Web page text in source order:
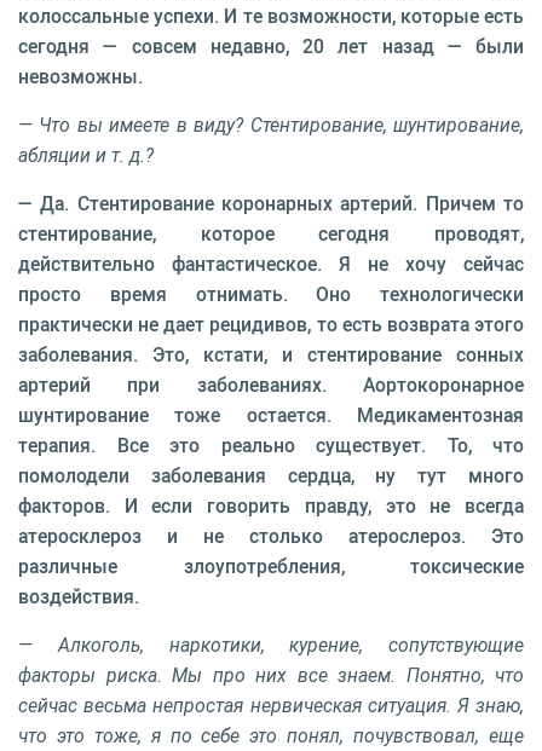
колоссальные успехи. И те возможности, которые есть
сегодня — совсем недавно, 20 лет назад — были
невозможны.
— Что вы имеете в виду? Стентирование, шунтирование,
абляции и т. д.?
— Да. Стентирование коронарных артерий. Причем то
стентирование, которое сегодня проводят,
действительно фантастическое. Я не хочу сейчас
просто время отнимать. Оно технологически
практически не дает рецидивов, то есть возврата этого
заболевания. Это, кстати, и стентирование сонных
артерий при заболеваниях. Аортокоронарное
шунтирование тоже остается. Медикаментозная
терапия. Все это реально существует. То, что
помолодели заболевания сердца, ну тут много
факторов. И если говорить правду, это не всегда
атеросклероз и не столько атерослероз. Это
различные злоупотребления, токсические
воздействия.
— Алкоголь, наркотики, курение, сопутствующие
факторы риска. Мы про них все знаем. Понятно, что
сейчас весьма непростая нервическая ситуация. Я знаю,
что это тоже, я по себе это понял, почувствовал, еще